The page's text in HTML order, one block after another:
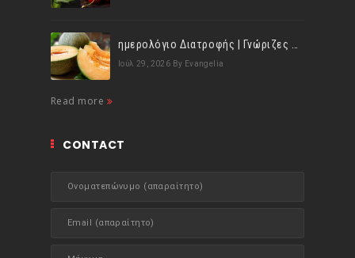
Ιούλ 29, 2026 By Evangelia
Read more
CONTACT